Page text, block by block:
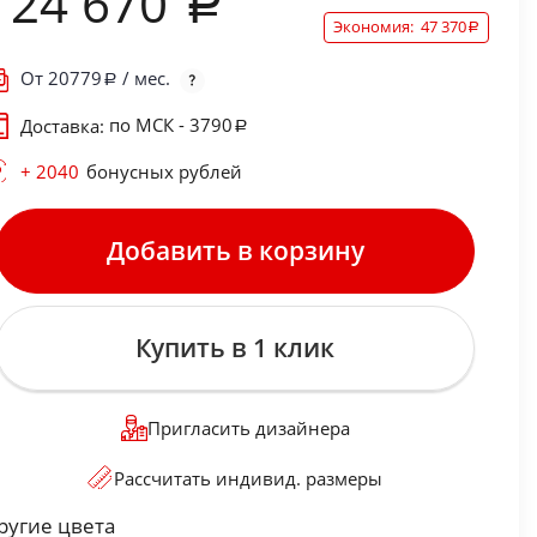
Экономия: 47 370
От 20779
/ мес.
Доставка: по МСК - 3790
+ 2040 бонусных рублей
Добавить в корзину
Купить в 1 клик
Пригласить дизайнера
Рассчитать индивид. размеры
цвета